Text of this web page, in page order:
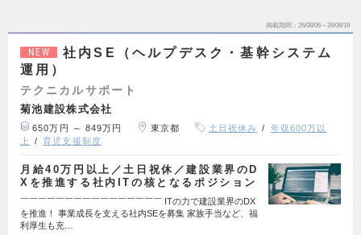
掲載期間 26/08/06～26/08/19
NEW
社内SE（ヘルプデスク・基幹システム
運用）
テクニカルサポート
菊池建設株式会社
650万円 ～ 849万円 東京都 土日祝休み
年収600万以
上
育児支援制度
月給40万円以上／土日祝休／建設業界のD
Xを推進する社内ITの核となるポジション
￣￣￣￣￣￣￣￣￣￣￣￣￣￣￣￣ ITの力で建設業界のDX
を推進！ 事業成長を支える社内SEを募集 家族手当など、福
利厚生も充…